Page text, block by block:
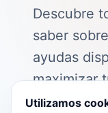
Descubre
saber
ayudas
maximizar
Utilizamos